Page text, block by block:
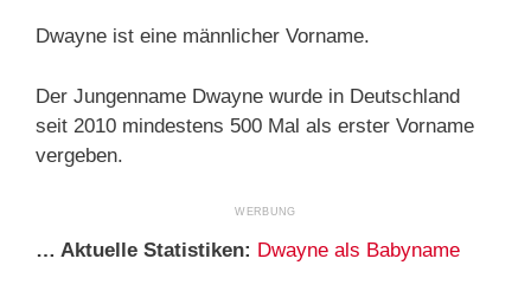
Dwayne ist eine männlicher Vorname.
Der Jungenname Dwayne wurde in Deutschland
seit 2010 mindestens 500 Mal als erster Vorname
vergeben.
… Aktuelle Statistiken: Dwayne als Babyname